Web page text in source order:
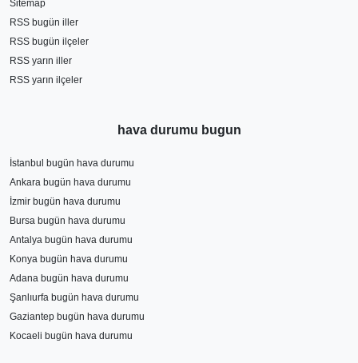
Sitemap
RSS bugün iller
RSS bugün ilçeler
RSS yarın iller
RSS yarın ilçeler
hava durumu bugun
İstanbul bugün hava durumu
Ankara bugün hava durumu
İzmir bugün hava durumu
Bursa bugün hava durumu
Antalya bugün hava durumu
Konya bugün hava durumu
Adana bugün hava durumu
Şanlıurfa bugün hava durumu
Gaziantep bugün hava durumu
Kocaeli bugün hava durumu